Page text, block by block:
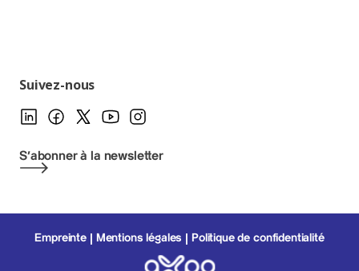
Suivez-nous
S'abonner à la newsletter
Empreinte Mentions légales Politique de confidentialité